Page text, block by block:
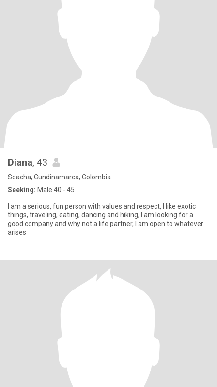
Diana, 43
Soacha, Cundinamarca, Colombia
Seeking: Male 40 - 45
I am a serious, fun person with values ​​and respect, I like exotic
things, traveling, eating, dancing and hiking, I am looking for a
good company and why not a life partner, I am open to whatever
arises